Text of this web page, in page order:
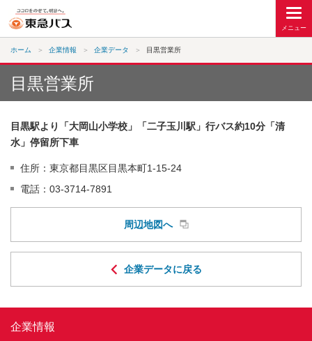
ホーム 企業情報 企業データ 目黒営業所
目黒営業所
目黒駅より「大岡山小学校」「二子玉川駅」行バス約10分「清
水」停留所下車
住所：東京都目黒区目黒本町1-15-24
電話：03-3714-7891
周辺地図へ
企業データに戻る
企業情報